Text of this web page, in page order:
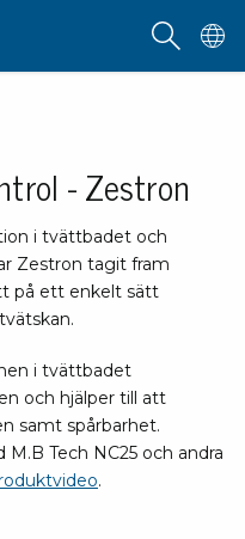
- Zestron
i tvättbadet och
Zestron tagit fram
på ett enkelt sätt
i tvättbadet
och hjälper till att
samt spårbarhet.
Tech NC25 och andra
.